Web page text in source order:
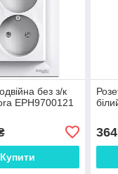
без з/к
EPH9700121
Купити